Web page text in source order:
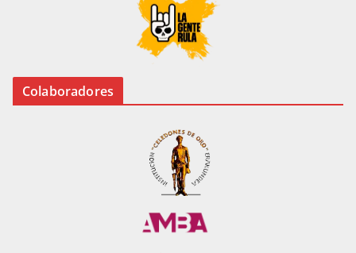
Colaboradores